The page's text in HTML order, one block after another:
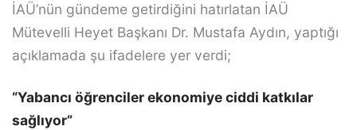
İAÜ’nün gündeme getirdiğini hatırlatan İAÜ
Mütevelli Heyet Başkanı Dr. Mustafa Aydın, yaptığı
açıklamada şu ifadelere yer verdi;
“Yabancı öğrenciler ekonomiye ciddi katkılar
sağlıyor”